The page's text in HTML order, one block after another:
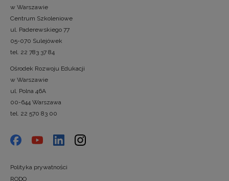
w Warszawie
Centrum Szkoleniowe
ul. Paderewskiego 77
05-070 Sulejówek
tel. 22 783 37 84
Ośrodek Rozwoju Edukacji
w Warszawie
ul. Polna 46A
00-644 Warszawa
tel. 22 570 83 00
Polityka prywatności
RODO